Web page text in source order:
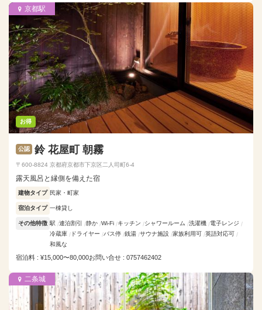
公認 鈴 花屋町 朝霧
〒600-8824 京都府京都市下京区二人司町6-4
京都駅
露天風呂と縁側を備えた宿
建物タイプ 民家・町家
宿泊タイプ 一棟貸し
その他特徴 駅 連泊割引 静か Wi-Fi キッチン シャワールーム 洗濯機
電子レンジ
冷蔵庫
ドライヤー バス停 銭湯 サウナ施設 家族利用可 英語対応可
和風な
宿泊料 : ¥15,000〜80,000お問い合せ : 0757462402
お得
二条城